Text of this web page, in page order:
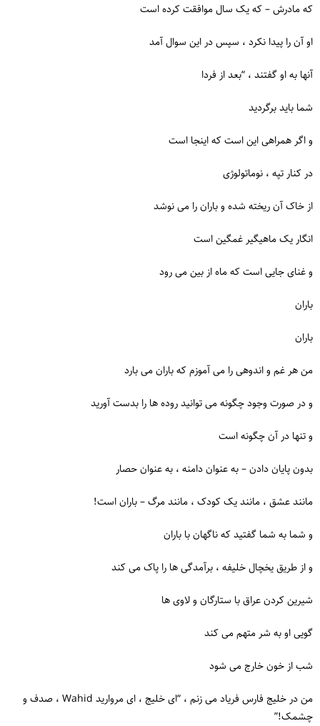
که مادرش – که یک سال موافقت کرده است
او آن را پیدا نکرد ، سپس در این سوال آمد
آنها به او گفتند ، “بعد از فردا
شما باید برگردید
و اگر همراهی این است که اینجا است
در کنار تپه ، نوماتولوژی
از خاک آن ریخته شده و باران را می نوشد
انگار یک ماهیگیر غمگین است
و غنای جایی است که ماه از بین می رود
باران
باران
من هر غم و اندوهی را می آموزم که باران می بارد
و در صورت وجود چگونه می توانید روده ها را بدست آورید
و تنها در آن چگونه است
بدون پایان دادن – به عنوان دامنه ، به عنوان حصار
مانند عشق ، مانند یک کودک ، مانند مرگ – باران است!
و شما به شما گفتید که ناگهان با باران
و از طریق یخچال خلیفه ، برآمدگی ها را پاک می کند
شیرین کردن عراق با ستارگان و لاوی ها
گویی او به شر متهم می کند
شب از خون خارج می شود
من در خلیج فارس فریاد می زنم ، “ای خلیج ، ای مروارید Wahid ، صدف و
چشمک!”